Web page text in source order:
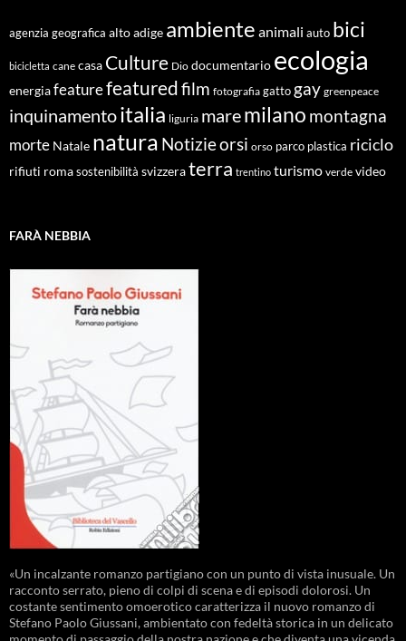
agenzia geografica alto adige ambiente animali auto bici
bicicletta cane casa Culture Dio documentario ecologia
energiafeaturefeaturedfilm fotografia gatto gay greenpeace
inquinamentoitalia liguria maremilano montagna
morte Natale natura Notizieorsi orso parco plastica riciclo
rifiuti roma sostenibilità svizzeraterra trentino turismo verde video
FARÀ NEBBIA
«Un incalzante romanzo partigiano con un punto di vista inusuale. Un
racconto serrato, pieno di colpi di scena e di episodi dolorosi. Un
costante sentimento omoerotico caratterizza il nuovo romanzo di
Stefano Paolo Giussani, ambientato con fedeltà storica in un delicato